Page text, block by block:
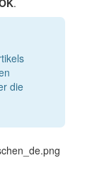
die